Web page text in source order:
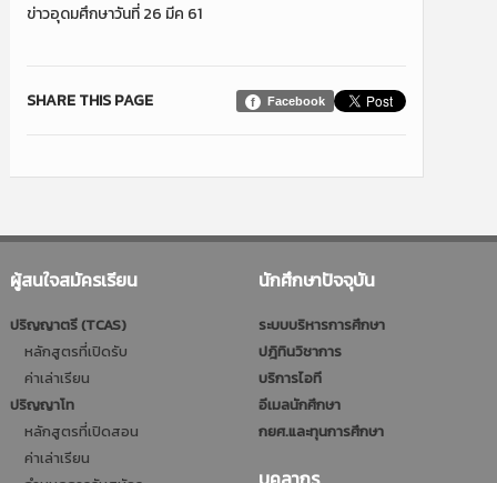
ข่าวอุดมศึกษาวันที่ 26 มีค 61
Facebook
SHARE THIS PAGE
ผู้สนใจสมัครเรียน
ปริญญาตรี (TCAS)
หลักสูตรที่เปิดรับ
ค่าเล่าเรียน
ปริญญาโท
หลักสูตรที่เปิดสอน
ค่าเล่าเรียน
นักศึกษาปัจจุบัน
ระบบบริหารการศึกษา
ปฎิทินวิชาการ
บริการไอที
อีเมลนักศึกษา
กยศ.และทุนการศึกษา